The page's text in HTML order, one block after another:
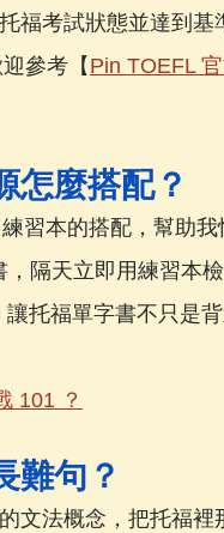
福考試狀態並達到基
參考【 Pin TOEFL
怎麼搭配？
練習本的搭配，幫助我
隔天立即用練習本
托福單字書不只是
101 ？
難句？
文法概念，把托福裡